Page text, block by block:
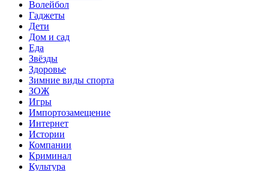
Волейбол
Гаджеты
Дети
Дом и сад
Еда
Звёзды
Здоровье
Зимние виды спорта
ЗОЖ
Игры
Импортозамещение
Интернет
Истории
Компании
Криминал
Культура